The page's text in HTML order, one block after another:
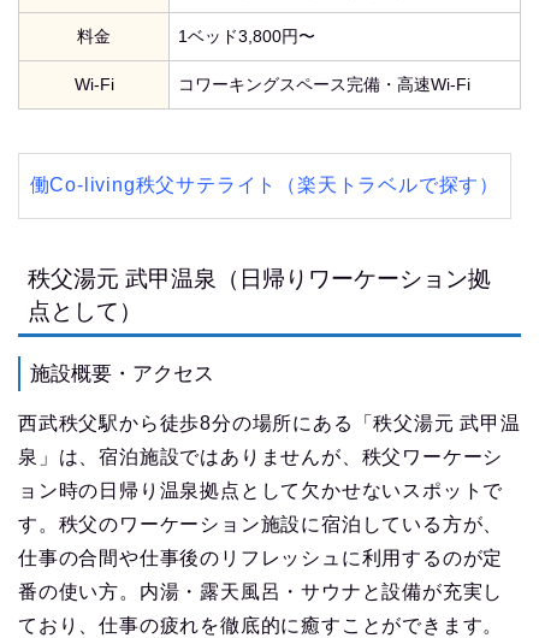
料金 1ベッド3,800円〜
Wi-Fi コワーキングスペース完備・高速Wi-Fi
働Co-living秩父サテライト（楽天トラベルで探す）
秩父湯元 武甲温泉（日帰りワーケーション拠
点として）
施設概要・アクセス
西武秩父駅から徒歩8分の場所にある「秩父湯元 武甲温
泉」は、宿泊施設ではありませんが、秩父ワーケーシ
ョン時の日帰り温泉拠点として欠かせないスポットで
す。秩父のワーケーション施設に宿泊している方が、
仕事の合間や仕事後のリフレッシュに利用するのが定
番の使い方。内湯・露天風呂・サウナと設備が充実し
ており、仕事の疲れを徹底的に癒すことができます。